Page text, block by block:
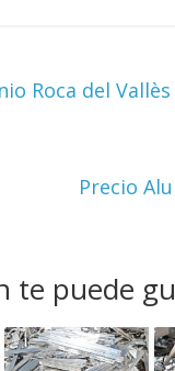
Roca del Vallès
Precio
te puede